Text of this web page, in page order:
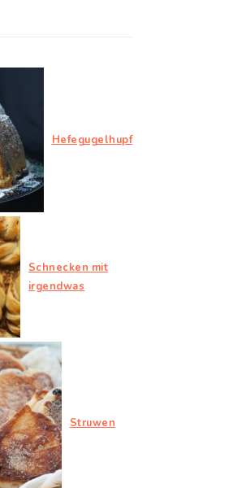
Hefegugelhupf
Schnecken mit
irgendwas
Struwen